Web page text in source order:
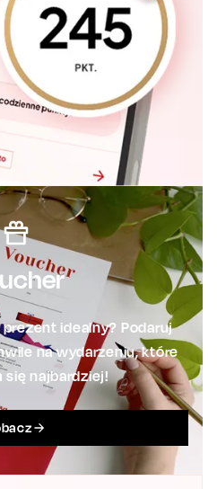
prezent idealny? Podaruj
na wydarzeniu, które
się najbardziej!